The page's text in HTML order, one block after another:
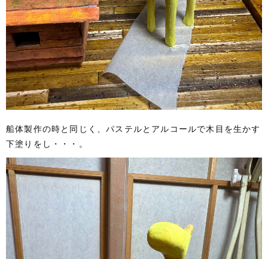
船体製作の時と同じく、パステルとアルコールで木目を生かす
下塗りをし・・・。